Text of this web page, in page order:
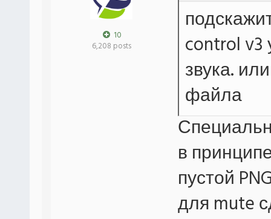
10
6,208 posts
control v3
звука.
файла
в
пустой
для mute